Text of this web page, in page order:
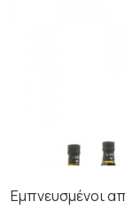
Εμπνευσμένοι